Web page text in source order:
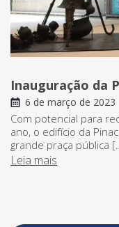
Inauguração da
6 de março de 2023
Com potencial para
ano, o edifício da
grande praça pública
Leia mais